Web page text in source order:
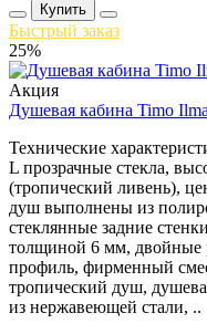
Купить
Быстрый заказ
25%
Акция
Душевая кабина Timo
Технические
L прозрачные стекла,
(тропический ливень),
душ выполнены из
стеклянные задние
толщиной 6 мм, двойные
профиль, фирменный
тропический душ,
из нержавеющей стали, ..